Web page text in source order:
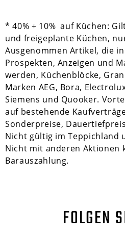
* 40% + 10% auf Küchen:
und freigeplante Küchen,
Ausgenommen Artikel, die
Prospekten, Anzeigen und
werden, Küchenblöcke,
Marken AEG, Bora,
Siemens und Quooker.
auf bestehende
Sonderpreise,
Nicht gültig im Teppichland
Nicht mit anderen Aktionen
Barauszahlung.
FOLGEN